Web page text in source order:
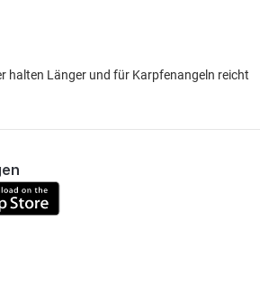
halten Länger und für Karpfenangeln reicht